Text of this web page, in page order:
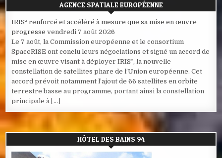
AGENCE SPATIALE EUROPÉENNE
IRIS² renforcé et accéléré à mesure que sa mise en œuvre
progresse vendredi 7 août 2026
Le 7 août, la Commission européenne et le consortium
SpaceRISE ont conclu leurs négociations et signé un accord de
mise en œuvre visant à déployer IRIS², la nouvelle
constellation de satellites phare de l’Union européenne. Cet
accord prévoit notamment l’ajout de 66 satellites en orbite
terrestre basse au programme, portant ainsi la constellation
principale à […]
HÔTEL DES BAINS 94